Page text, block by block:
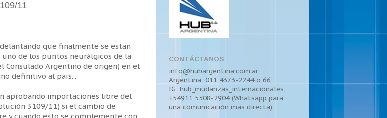
11
que finalmente se estan
de los puntos neurálgicos de la
Consulado Argentino de origen) en el
definitivo al país...
aprobando importaciones libre del
3109/11) si el cambio de
y cuando ésto se complemente con
CONTÁCTANOS
info@hubargentina.com.ar
Argentina: 011 4373-2244 o 66
IG: hub_mudanzas_internacionales
+54911 5308-2904 (Whatsapp para
una comunicación mas directa)